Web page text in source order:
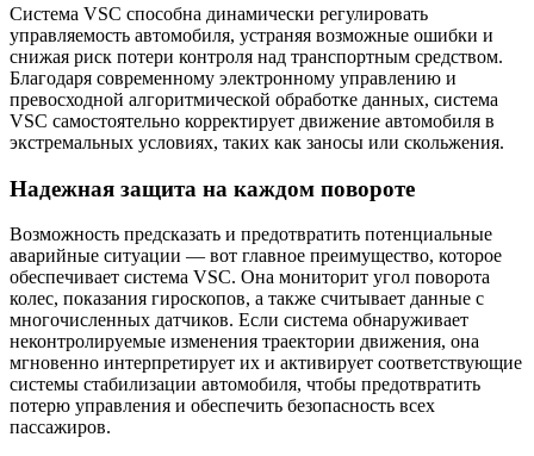
Система VSC способна динамически регулировать
управляемость автомобиля, устраняя возможные ошибки и
снижая риск потери контроля над транспортным средством.
Благодаря современному электронному управлению и
превосходной алгоритмической обработке данных, система
VSC самостоятельно корректирует движение автомобиля в
экстремальных условиях, таких как заносы или скольжения.
Надежная защита на каждом повороте
Возможность предсказать и предотвратить потенциальные
аварийные ситуации — вот главное преимущество, которое
обеспечивает система VSC. Она мониторит угол поворота
колес, показания гироскопов, а также считывает данные с
многочисленных датчиков. Если система обнаруживает
неконтролируемые изменения траектории движения, она
мгновенно интерпретирует их и активирует соответствующие
системы стабилизации автомобиля, чтобы предотвратить
потерю управления и обеспечить безопасность всех
пассажиров.